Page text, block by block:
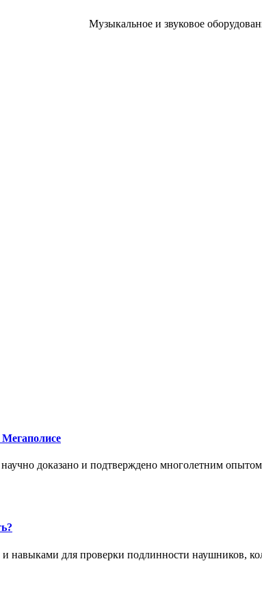
Музыкальное и звуковое
доказано и подтверждено многолетним опытом
навыками для проверки подлинности наушников,